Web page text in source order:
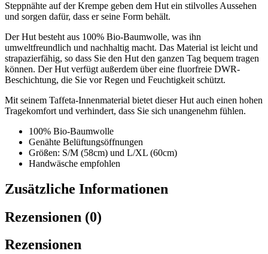
Steppnähte auf der Krempe geben dem Hut ein stilvolles Aussehen
und sorgen dafür, dass er seine Form behält.
Der Hut besteht aus 100% Bio-Baumwolle, was ihn
umweltfreundlich und nachhaltig macht. Das Material ist leicht und
strapazierfähig, so dass Sie den Hut den ganzen Tag bequem tragen
können. Der Hut verfügt außerdem über eine fluorfreie DWR-
Beschichtung, die Sie vor Regen und Feuchtigkeit schützt.
Mit seinem Taffeta-Innenmaterial bietet dieser Hut auch einen hohen
Tragekomfort und verhindert, dass Sie sich unangenehm fühlen.
100% Bio-Baumwolle
Genähte Belüftungsöffnungen
Größen: S/M (58cm) und L/XL (60cm)
Handwäsche empfohlen
Zusätzliche Informationen
Rezensionen (0)
Rezensionen